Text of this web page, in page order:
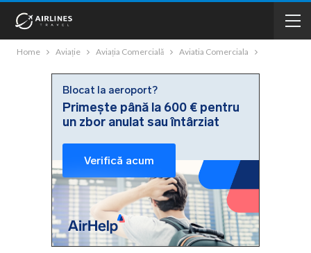
Home Aviație Aviația Comercială Aviatia Comerciala